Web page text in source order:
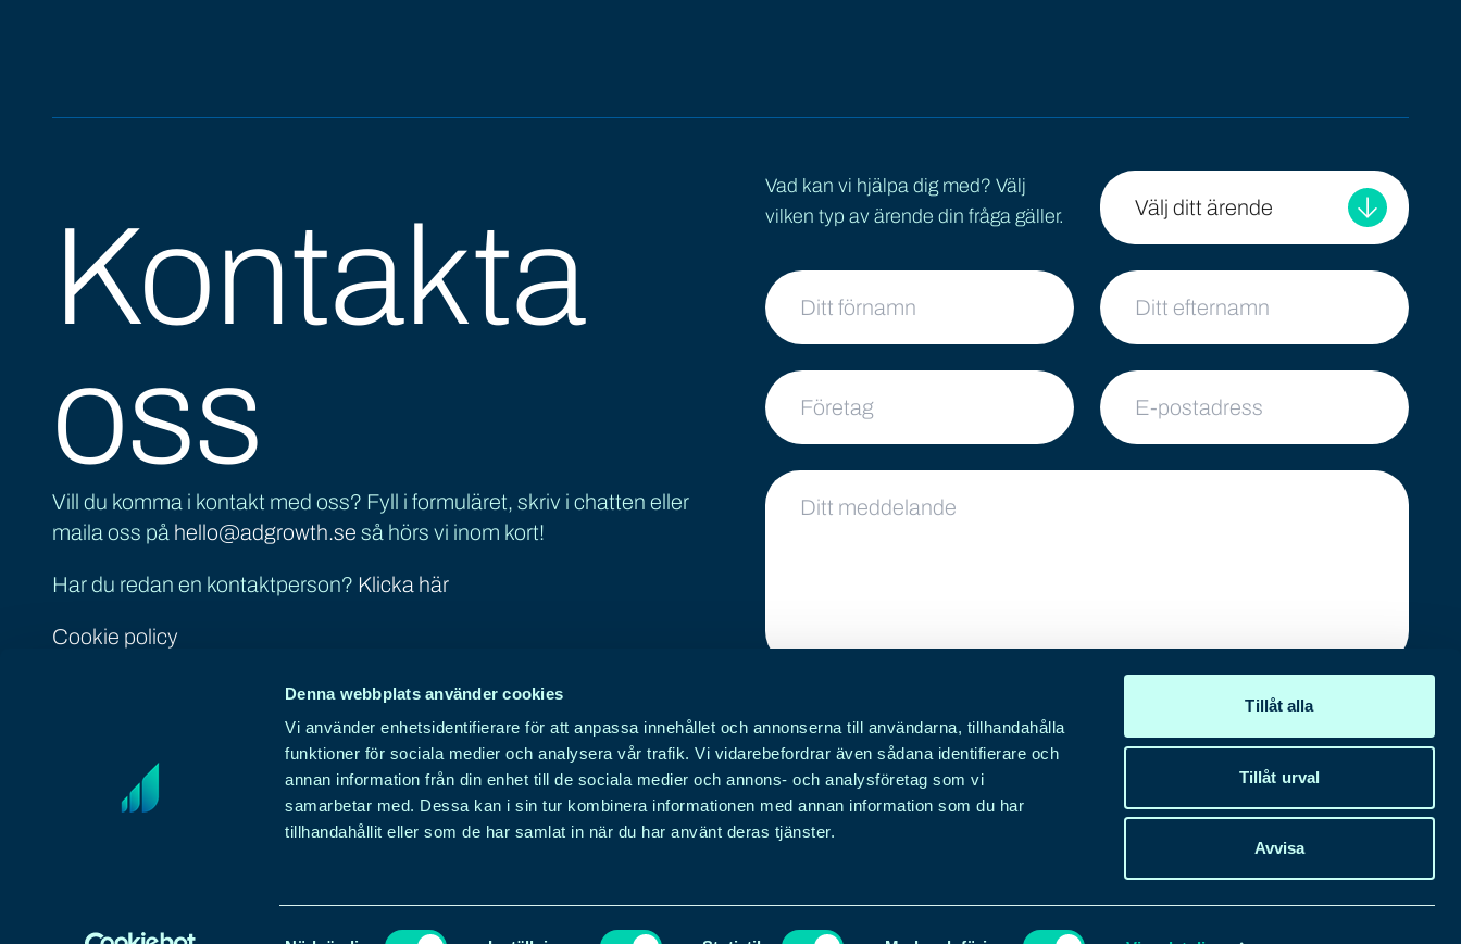
Denna webbplats använder cookies
Vi använder enhetsidentifierare för att anpassa innehållet och annonserna till användarna, tillhandahålla
funktioner för sociala medier och analysera vår trafik. Vi vidarebefordrar även sådana identifierare och
annan information från din enhet till de sociala medier och annons- och analysföretag som vi
samarbetar med. Dessa kan i sin tur kombinera informationen med annan information som du har
tillhandahållit eller som de har samlat in när du har använt deras tjänster.
Samtyckesval
Tillåt alla
Tillåt urval
Avvisa
Kontakta
oss
Vill du komma i kontakt med oss? Fyll i formuläret, skriv i chatten eller
maila oss på hello@adgrowth.se så hörs vi inom kort!
Har du redan en kontaktperson? Klicka här
Cookie policy
Skaraborgsvägen 1c, 506 30 Borås
Org nummer: 556930-5492
Följ oss
Vad kan vi hjälpa dig med? Välj
vilken typ av ärende din fråga gäller.
Välj ditt ärende
Ditt namn Ditt efternamn
Företag E-postadress
Ditt meddelande
Genom att använda detta formulär accepterar du lagring och hantering av dina
uppgifter på denna webbplats.
Skicka